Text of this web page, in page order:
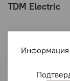
TDM Electric
Информация